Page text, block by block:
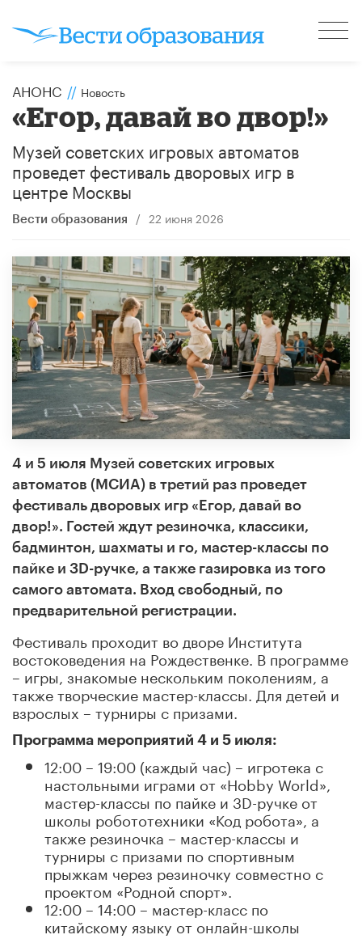
АНОНС // Новость
«Егор, давай во двор!»
Музей советских игровых автоматов
проведет фестиваль дворовых игр в
центре Москвы
Вести образования / 22 июня 2026
4 и 5 июля Музей советских игровых
автоматов (МСИА) в третий раз проведет
фестиваль дворовых игр «Егор, давай во
двор!». Гостей ждут резиночка, классики,
бадминтон, шахматы и го, мастер-классы по
пайке и 3D-ручке, а также газировка из того
самого автомата. Вход свободный, по
предварительной регистрации.
Фестиваль проходит во дворе Института
востоковедения на Рождественке. В программе
– игры, знакомые нескольким поколениям, а
также творческие мастер-классы. Для детей и
взрослых – турниры с призами.
Программа мероприятий 4 и 5 июля:
12:00 – 19:00 (каждый час) – игротека с
настольными играми от «Hobby World»,
мастер-классы по пайке и 3D-ручке от
школы робототехники «Код робота», а
также резиночка – мастер-классы и
турниры с призами по спортивным
прыжкам через резиночку совместно с
проектом «Родной спорт».
12:00 – 14:00 – мастер-класс по
китайскому языку от онлайн-школы